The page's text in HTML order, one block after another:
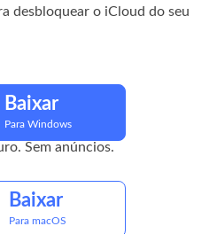
desbloquear o iCloud do seu
Baixar
Para Windows
Sem anúncios.
Baixar
Para macOS